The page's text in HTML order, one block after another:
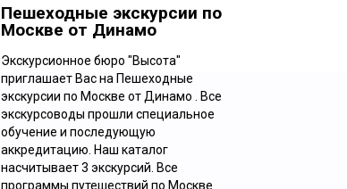
Ежедневно
ОБЗОРНАЯ ЭКСКУРСИЯ «9 ЛИЦ
НАСТОЯЩЕЙ МОСКВЫ»
Пешеходные экскурсии по
Москве от Динамо
Экскурсионное бюро "Высота"
приглашает Вас на Пешеходные
экскурсии по Москве от Динамо . Все
экскурсоводы прошли специальное
обучение и последующую
аккредитацию. Наш каталог
насчитывает 3 экскурсий. Все
программы путешествий по Москве